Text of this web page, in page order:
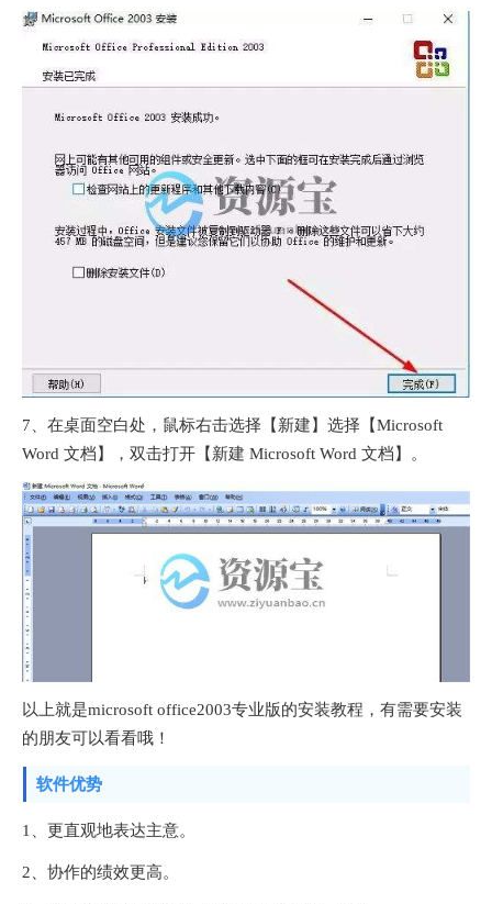
7、在桌面空白处，鼠标右击选择【新建】选择【Microsoft
Word 文档】，双击打开【新建 Microsoft Word 文档】。
以上就是microsoft office2003专业版的安装教程，有需要安装
的朋友可以看看哦！
软件优势
1、更直观地表达主意。
2、协作的绩效更高。